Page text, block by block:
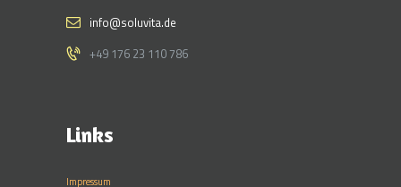
info@soluvita.de
+49 176 23 110 786
Links
Impressum